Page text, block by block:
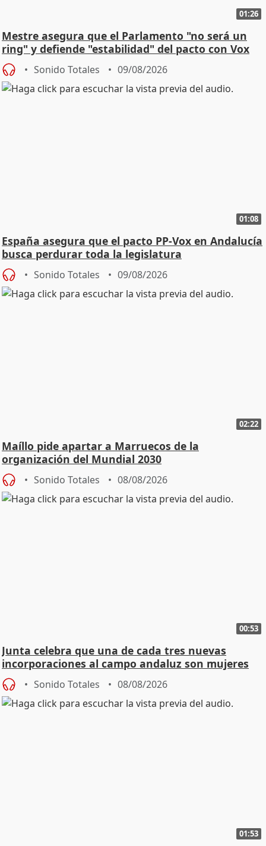
01:26
Mestre asegura que el Parlamento "no será un
ring" y defiende "estabilidad" del pacto con Vox
Sonido Totales 09/08/2026
01:08
España asegura que el pacto PP-Vox en Andalucía
busca perdurar toda la legislatura
Sonido Totales 09/08/2026
02:22
Maíllo pide apartar a Marruecos de la
organización del Mundial 2030
Sonido Totales 08/08/2026
00:53
Junta celebra que una de cada tres nuevas
incorporaciones al campo andaluz son mujeres
jóvenes
Sonido Totales 08/08/2026
01:53